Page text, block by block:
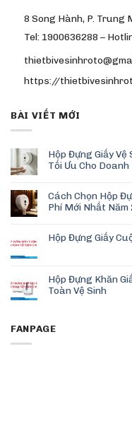
8 Song Hành, P. Trung
Tel: 1900636288 –
https://
BÀI VIẾT MỚI
Hộp Đựng Giấy Vệ
Tối Ưu Cho Doanh
Cách Chọn Hộp
Phí Mới Nhất Năm
Hộp Đựng Giấy
Hộp Đựng Khăn
Toàn Vệ Sinh
FANPAGE